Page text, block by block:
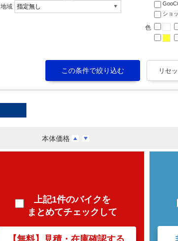
地域
ショ
色
本体価格
上記1件のバイクを
まとめてチェックして